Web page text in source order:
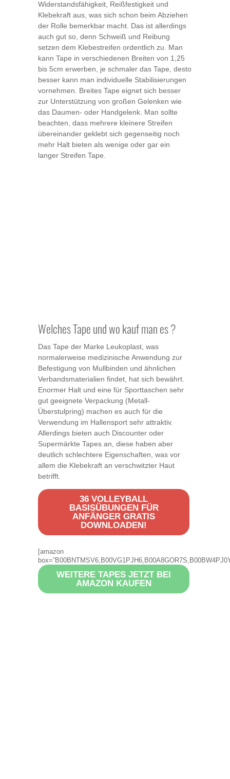
Widerstandsfähigkeit, Reißfestigkeit und
Klebekraft aus, was sich schon beim Abziehen
der Rolle bemerkbar macht. Das ist allerdings
auch gut so, denn Schweiß und Reibung
setzen dem Klebestreifen ordentlich zu. Man
kann Tape in verschiedenen Breiten von 1,25
bis 5cm erwerben, je schmaler das Tape, desto
besser kann man individuelle Stabilisierungen
vornehmen. Breites Tape eignet sich besser
zur Unterstützung von großen Gelenken wie
das Daumen- oder Handgelenk. Man sollte
beachten, dass mehrere kleinere Streifen
übereinander geklebt sich gegenseitig noch
mehr Halt bieten als wenige oder gar ein
langer Streifen Tape.
Welches Tape und wo kauf man es ?
Das Tape der Marke Leukoplast, was
normalerweise medizinische Anwendung zur
Befestigung von Mullbinden und ähnlichen
Verbandsmaterialien findet, hat sich bewährt.
Enormer Halt und eine für Sporttaschen sehr
gut geeignete Verpackung (Metall-
Überstulpring) machen es auch für die
Verwendung im Hallensport sehr attraktiv.
Allerdings bieten auch Discounter oder
Supermärkte Tapes an, diese haben aber
deutlich schlechtere Eigenschaften, was vor
allem die Klebekraft an verschwitzter Haut
betrifft.
36 VOLLEYBALL
BASISÜBUNGEN FÜR
ANFÄNGER GRATIS
DOWNLOADEN!
[amazon
WEITERE TAPES JETZT BEI
AMAZON KAUFEN